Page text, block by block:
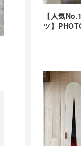
【人気
ツ】